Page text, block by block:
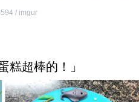
/ imgur
糕超棒的！」